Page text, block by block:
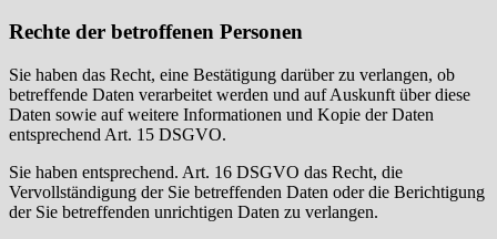
Rechte der betroffenen Personen
Sie haben das Recht, eine Bestätigung darüber zu verlangen, ob
betreffende Daten verarbeitet werden und auf Auskunft über diese
Daten sowie auf weitere Informationen und Kopie der Daten
entsprechend Art. 15 DSGVO.
Sie haben entsprechend. Art. 16 DSGVO das Recht, die
Vervollständigung der Sie betreffenden Daten oder die Berichtigung
der Sie betreffenden unrichtigen Daten zu verlangen.